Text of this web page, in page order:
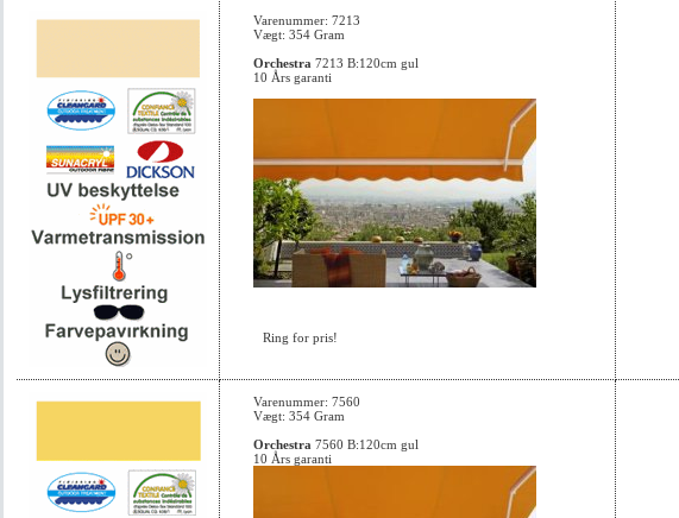
Varenummer: 7213
Vægt: 354 Gram
Orchestra 7213 B:120cm gul
10 Års garanti
Ring for pris!
Varenummer: 7560
Vægt: 354 Gram
Orchestra 7560 B:120cm gul
10 Års garanti